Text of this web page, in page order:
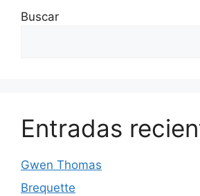
Buscar
Entradas
Gwen Thomas
Brequette